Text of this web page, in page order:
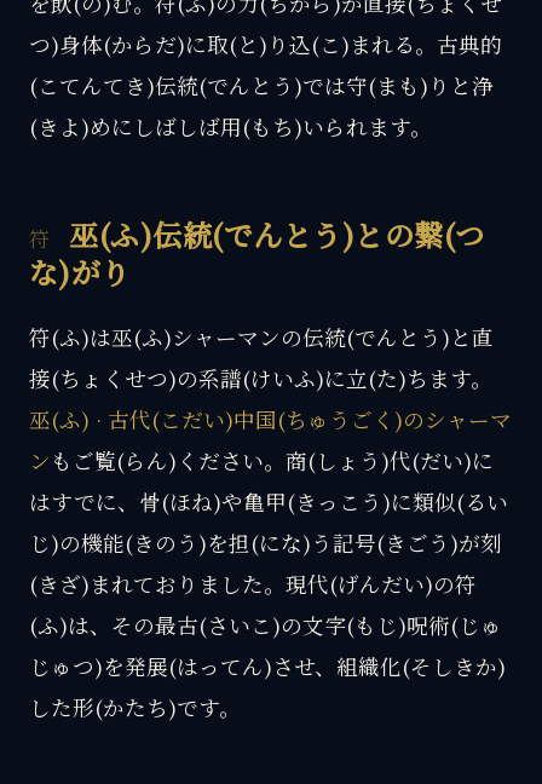
つ)身体(からだ)に取(と)り込(こ)まれる。古典的
(こてんてき)伝統(でんとう)では守(まも)りと浄
(きよ)めにしばしば用(もち)いられます。
巫(ふ)伝統(でんとう)との繋(つ
な)がり
符(ふ)は巫(ふ)シャーマンの伝統(でんとう)と直
接(ちょくせつ)の系譜(けいふ)に立(た)ちます。
巫(ふ) · 古代(こだい)中国(ちゅうごく)のシャーマ
ン もご覧(らん)ください。商(しょう)代(だい)に
はすでに、骨(ほね)や亀甲(きっこう)に類似(るい
じ)の機能(きのう)を担(にな)う記号(きごう)が刻
(きざ)まれておりました。現代(げんだい)の符
(ふ)は、その最古(さいこ)の文字(もじ)呪術(じゅ
じゅつ)を発展(はってん)させ、組織化(そしきか)
した形(かたち)です。